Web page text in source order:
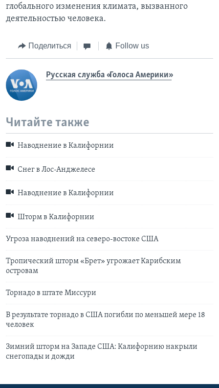
глобального изменения климата, вызванного
деятельностью человека.
Поделиться Follow us
Русская служба «Голоса Америки»
Читайте также
Наводнение в Калифорнии
Снег в Лос-Анджелесе
Наводнение в Калифорнии
Шторм в Калифорнии
Угроза наводнений на северо-востоке США
Тропический шторм «Брет» угрожает Карибским
островам
Торнадо в штате Миссури
В результате торнадо в США погибли по меньшей мере 18
человек
Зимний шторм на Западе США: Калифорнию накрыли
снегопады и дожди